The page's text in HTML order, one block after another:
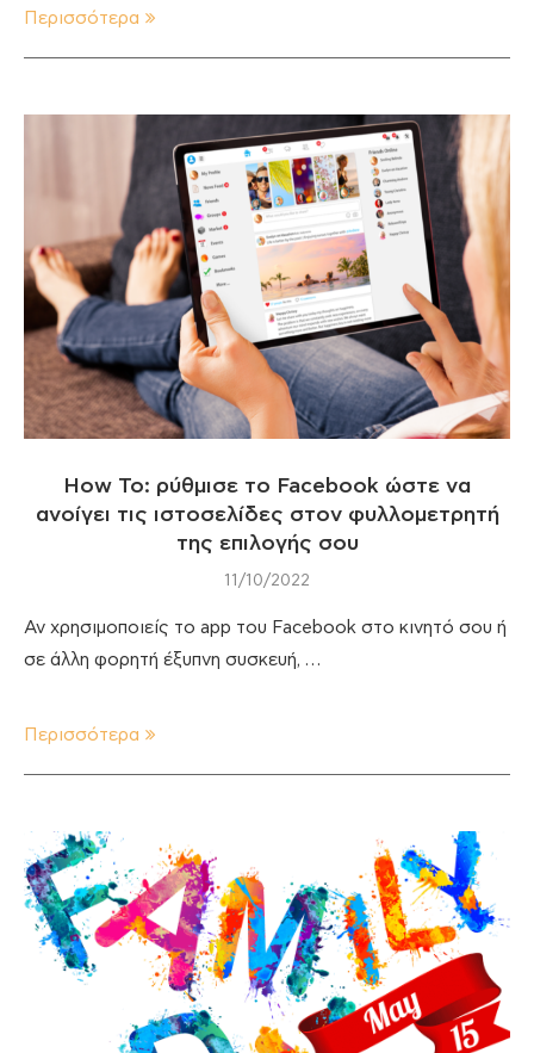
Περισσότερα
How To: ρύθμισε το Facebook ώστε να
ανοίγει τις ιστοσελίδες στον φυλλομετρητή
της επιλογής σου
11/10/2022
Αν χρησιμοποιείς το app του Facebook στο κινητό σου ή
σε άλλη φορητή έξυπνη συσκευή, …
Περισσότερα